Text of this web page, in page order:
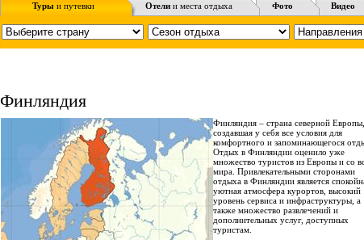
Турыи путевки Отели и места отдыха Фото Видео
Финляндия
Финляндия – страна северной Европы,
создавшая у себя все условия для
комфортного и запоминающегося
Отдых в Финляндии оценило уже
множество туристов из Европы и со
мира. Привлекательными сторонами
отдыха в Финляндии является
уютная атмосфера курортов, высокий
уровень сервиса и инфраструктуры, а
также множество развлечений и
дополнительных услуг, доступных
туристам.